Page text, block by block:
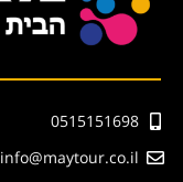
0515151698
info@maytour.co.il